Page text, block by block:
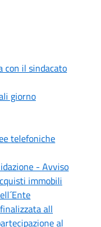
con il sindacato
giorno
telefoniche
- Avviso
immobili
all
al